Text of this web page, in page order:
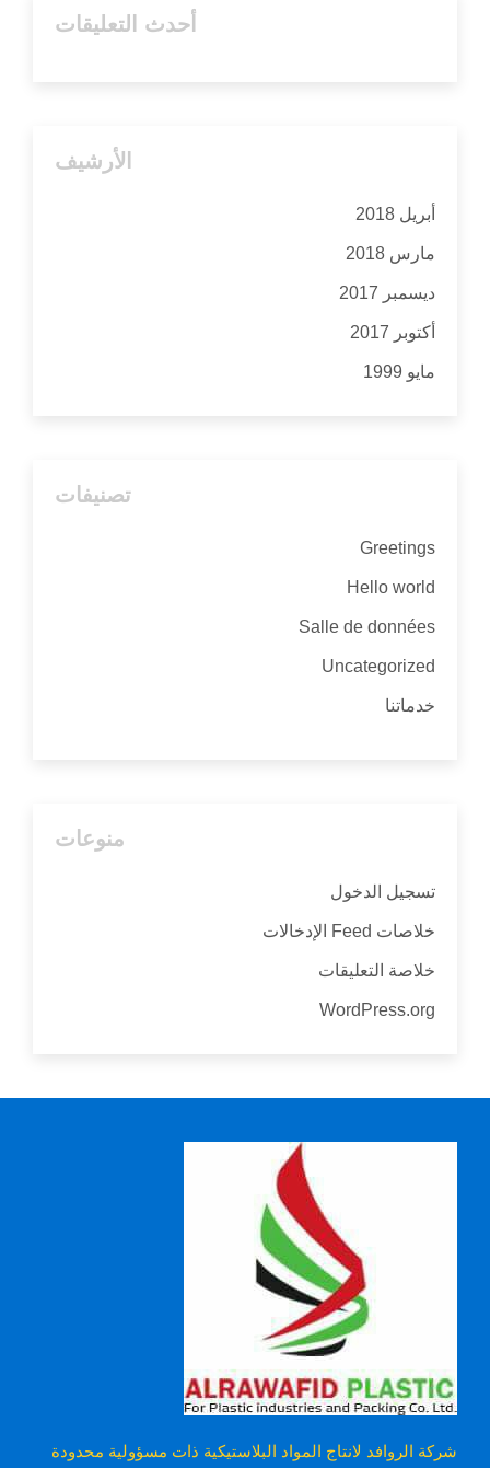
أحدث التعليقات
الأرشيف
أبريل 2018
مارس 2018
ديسمبر 2017
أكتوبر 2017
مايو 1999
تصنيفات
Greetings
Hello world
Salle de données
Uncategorized
خدماتنا
منوعات
تسجيل الدخول
خلاصات Feed الإدخالات
خلاصة التعليقات
WordPress.org
شركة الروافد لانتاج المواد البلاستيكية ذات مسؤولية محدودة